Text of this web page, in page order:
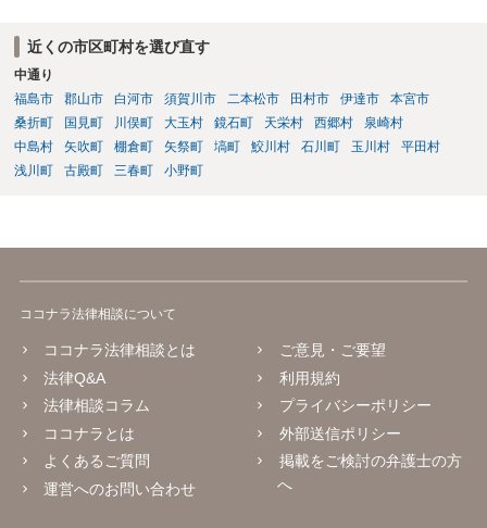
近くの市区町村を選び直す
中通り
福島市
郡山市 白河市 須賀川市 二本松市 田村市 伊達市
本宮市
桑折町
国見町 川俣町 大玉村 鏡石町 天栄村 西郷村
泉崎村
中島村
矢吹町 棚倉町 矢祭町 塙町 鮫川村 石川町 玉川村
平田村
浅川町
古殿町 三春町 小野町
ココナラ法律相談について
ココナラ法律相談とは
法律Q&A
法律相談コラム
ココナラとは
よくあるご質問
運営へのお問い合わせ
ご意見・ご要望
利用規約
プライバシーポリシー
外部送信ポリシー
掲載をご検討の弁護士の方
へ